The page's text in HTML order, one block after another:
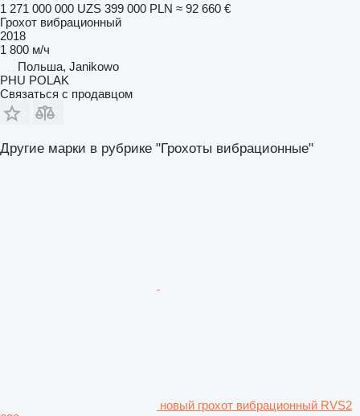
1 271 000 000 UZS 399 000 PLN ≈ 92 660 €
Грохот вибрационный
2018
1 800 м/ч
Польша, Janikowo
PHU POLAK
Связаться с продавцом
Другие марки в рубрике "Грохоты вибрационные"
новый грохот вибрационный RVS2